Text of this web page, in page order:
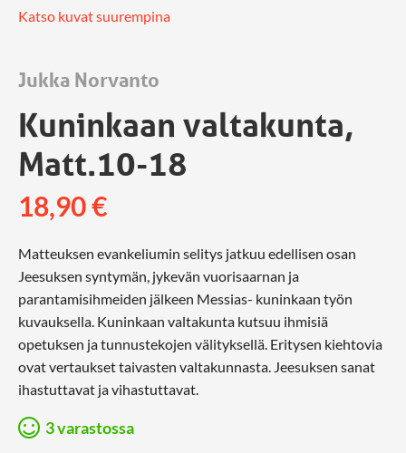
Katso kuvat suurempina
Jukka Norvanto
Kuninkaan valtakunta,
Matt.10-18
18,90€
Matteuksen evankeliumin selitys jatkuu edellisen osan
Jeesuksen syntymän, jykevän vuorisaarnan ja
parantamisihmeiden jälkeen Messias- kuninkaan työn
kuvauksella. Kuninkaan valtakunta kutsuu ihmisiä
opetuksen ja tunnustekojen välityksellä. Eritysen kiehtovia
ovat vertaukset taivasten valtakunnasta. Jeesuksen sanat
ihastuttavat ja vihastuttavat.
3 varastossa